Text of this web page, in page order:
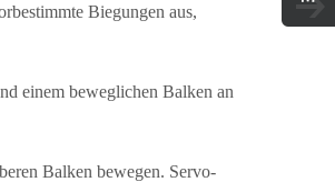
Biegungen aus,
einem beweglichen Balken an
Balken bewegen. Servo-